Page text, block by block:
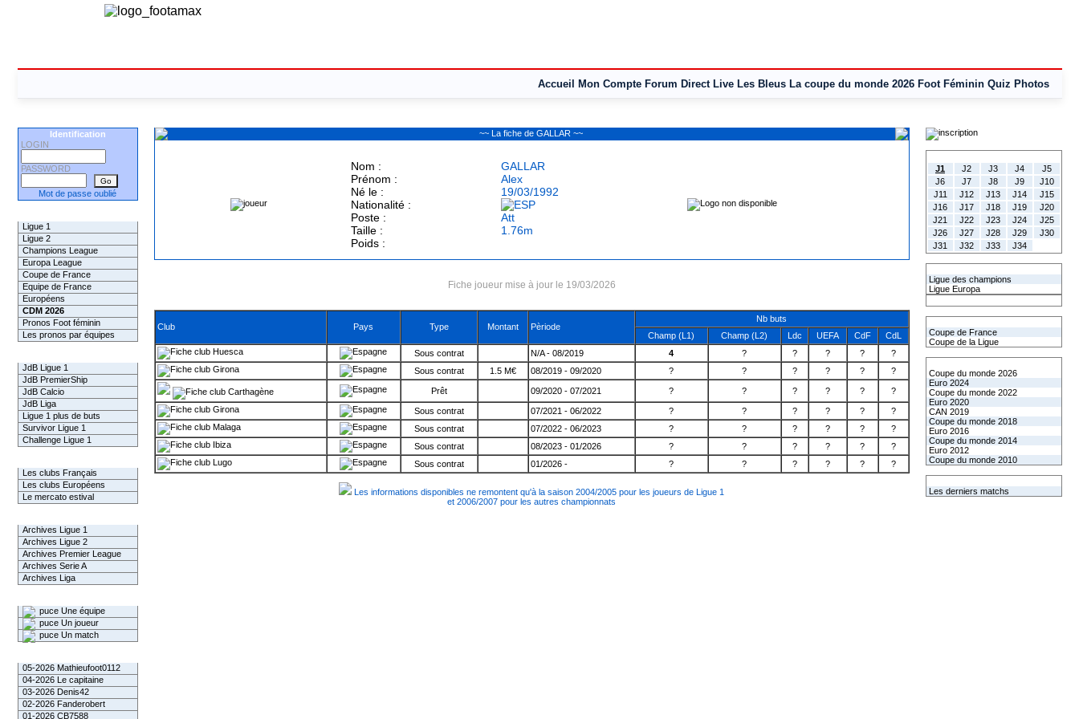
Accueil Mon Compte Forum Direct Live Les Bleus La coupe du monde 2026 Foot Féminin Quiz Photos
Identification
LOGIN
PASSWORD
Mot de passe oublié
Ligue 1
Ligue 2
Champions League
Europa League
Coupe de France
Equipe de France
Européens
CDM 2026
Pronos Foot féminin
Les pronos par équipes
JdB Ligue 1
JdB PremierShip
JdB Calcio
JdB Liga
Ligue 1 plus de buts
Survivor Ligue 1
Challenge Ligue 1
Les clubs Français
Les clubs Européens
Le mercato estival
Archives Ligue 1
Archives Ligue 2
Archives Premier League
Archives Serie A
Archives Liga
Une équipe
Un joueur
Un match
05-2026 Mathieufoot0112
04-2026 Le capitaine
03-2026 Denis42
02-2026 Fanderobert
01-2026 CB7588
~~ La fiche de GALLAR ~~
Nom :
GALLAR
Prénom :
Alex
Né le :
19/03/1992
Nationalité :
Poste :
Att
Taille :
1.76m
Poids :
Fiche joueur mise à jour le 19/03/2026
Club Pays Type Montant Pèriode
Nb buts
Champ (L1)
Champ (L2) Ldc UEFA CdF
CdL
Huesca
Sous contrat N/A - 08/2019 4 ? ? ? ?
?
Girona
Sous contrat 1.5 M€ 08/2019 - 09/2020 ? ? ? ? ? ?
Carthagène Prêt 09/2020 - 07/2021 ? ? ? ? ?
?
Girona
Sous contrat 07/2021 - 06/2022 ? ? ? ? ?
?
Malaga
Sous contrat 07/2022 - 06/2023 ? ? ? ? ?
?
Ibiza
Sous contrat 08/2023 - 01/2026 ? ? ? ? ?
?
Lugo
Sous contrat 01/2026 - ? ? ? ? ? ?
Les informations disponibles ne remontent qu'à la saison 2004/2005 pour les joueurs de Ligue 1
et 2006/2007 pour les autres championnats
J1
J2 J3 J4
J5
J6
J7 J8 J9
J10
J11
J12 J13 J14
J15
J16
J17 J18 J19
J20
J21
J22 J23 J24
J25
J26
J27 J28 J29
J30
J31
J32 J33 J34
Ligue des champions
Ligue Europa
Coupe de France
Coupe de la Ligue
Coupe du monde 2026
Euro 2024
Coupe du monde 2022
Euro 2020
CAN 2019
Coupe du monde 2018
Euro 2016
Coupe du monde 2014
Euro 2012
Coupe du monde 2010
Les derniers matchs